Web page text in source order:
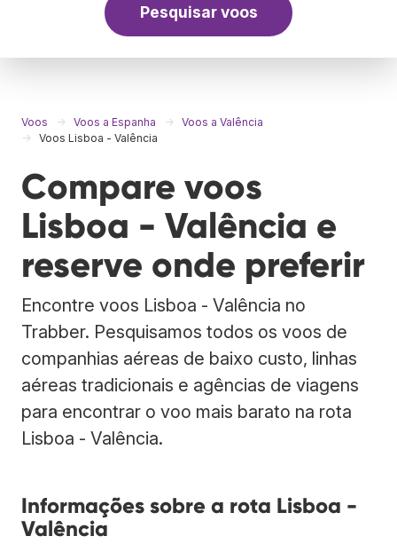
Pesquisar voos
Voos Voos a Espanha
Voos a Valência
Voos Lisboa - Valência
Compare voos
Lisboa - Valência e
reserve onde preferir
Encontre voos Lisboa - Valência no
Trabber. Pesquisamos todos os voos de
companhias aéreas de baixo custo, linhas
aéreas tradicionais e agências de viagens
para encontrar o voo mais barato na rota
Lisboa - Valência.
Informações sobre a rota Lisboa -
Valência